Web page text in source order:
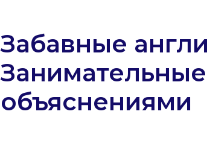
Забавные
объяснениями